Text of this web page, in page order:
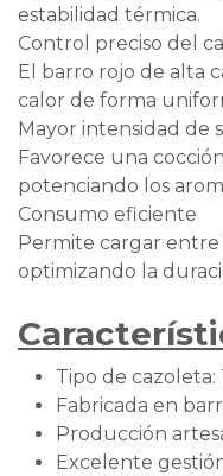
estabilidad térmica.
Control preciso del
El barro rojo de alta
calor de forma
Mayor intensidad de
Favorece una
potenciando los
Consumo eficiente
Permite cargar entre
optimizando la
Tipo de cazoleta:
Fabricada en
Producción
Excelente